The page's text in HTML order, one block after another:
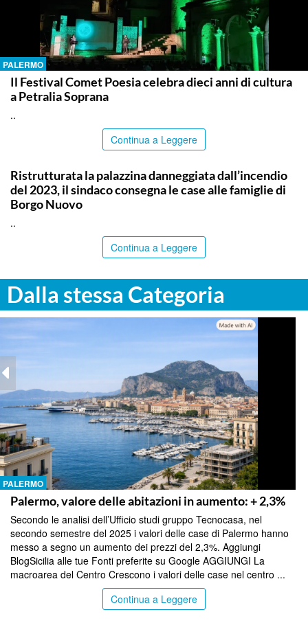
PALERMO
Il Festival Comet Poesia celebra dieci anni di cultura
a Petralia Soprana
..
Continua a Leggere
Ristrutturata la palazzina danneggiata dall’incendio
del 2023, il sindaco consegna le case alle famiglie di
Borgo Nuovo
..
Continua a Leggere
Dalla stessa Categoria
PALERMO
Palermo, valore delle abitazioni in aumento: + 2,3%
Secondo le analisi dell’Ufficio studi gruppo Tecnocasa, nel
secondo semestre del 2025 i valori delle case di Palermo hanno
messo a segno un aumento dei prezzi del 2,3%. Aggiungi
BlogSicilia alle tue Fonti preferite su Google AGGIUNGI La
macroarea del Centro Crescono i valori delle case nel centro ...
Continua a Leggere